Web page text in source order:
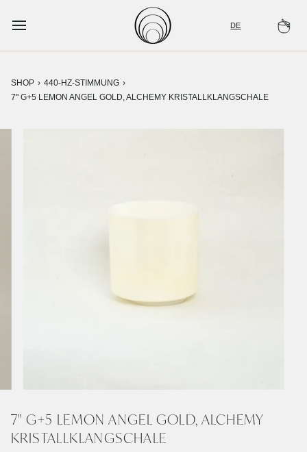
Inhalt
springen
DE
SHOP › 440-HZ-STIMMUNG ›
7" G+5 LEMON ANGEL GOLD, ALCHEMY KRISTALLKLANGSCHALE
7" G+5 LEMON ANGEL GOLD, ALCHEMY
KRISTALLKLANGSCHALE